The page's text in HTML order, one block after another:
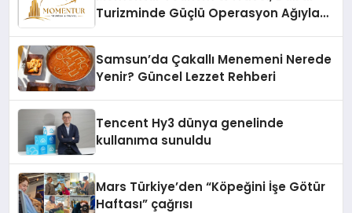
Turizminde Güçlü Operasyon Ağıyla
Samsun’da Çakallı Menemeni Nerede
Yenir? Güncel Lezzet Rehberi
Tencent Hy3 dünya genelinde
kullanıma sunuldu
Mars Türkiye’den “Köpeğini İşe Götür
Haftası” çağrısı